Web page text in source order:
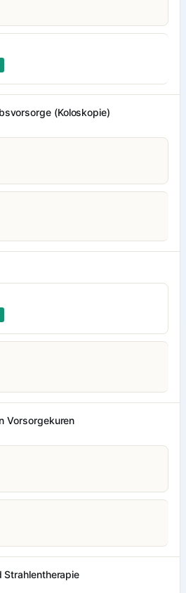
(Koloskopie)
Vorsorgekuren
Strahlentherapie